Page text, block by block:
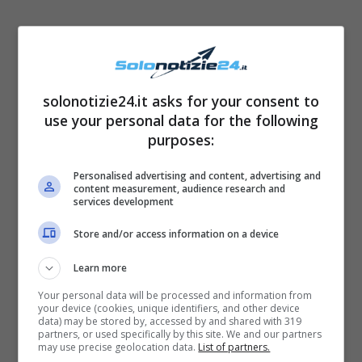
Le prime indiscrezioni sulla loro storia
d’amore sono uscite lo scorso aprile, ma
ufficializzazioneè avvenuto nel mese di
solonotizie24.it asks for your consent to
use your personal data for the following
purposes:
Personalised advertising and content, advertising and
content measurement, audience research and
services development
Store and/or access information on a device
Learn more
Your personal data will be processed and information from
your device (cookies, unique identifiers, and other device
data) may be stored by, accessed by and shared with 319
partners, or used specifically by this site. We and our partners
may use precise geolocation data. List of partners.